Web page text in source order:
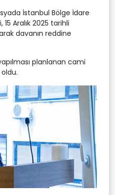
İstanbul Bölge İdare
Aralık 2025 tarihli
davanın reddine
planlanan cami